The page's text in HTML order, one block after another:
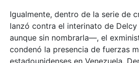
Igualmente, dentro de la serie de
lanzó contra el interinato de
aunque sin nombrarla—, el
condenó la presencia de fuerzas
estadounidenses en Venezuela.